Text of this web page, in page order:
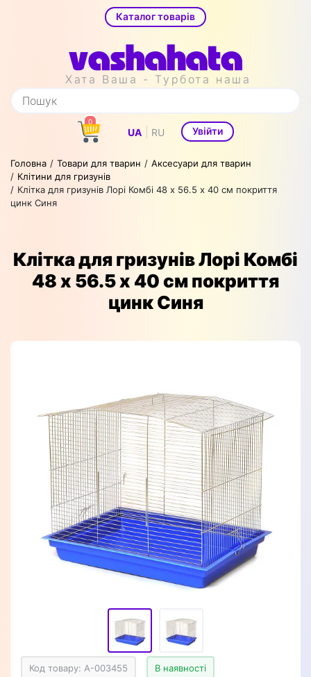
Каталог товарів
Хата Ваша - Турбота наша
0
UA RU Увійти
Головна Товари для тварин
Аксесуари для тварин
Клітини для гризунів
Клітка для гризунів Лорі Комбі 48 х 56.5 х 40 см покриття
цинк Синя
Клітка для гризунів Лорі Комбі
48 х 56.5 х 40 см покриття
цинк Синя
Код товару: A-003455 В наявності